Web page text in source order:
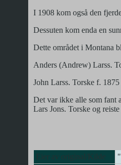
I 1908 kom også den
Dessuten kom enda en
Dette området i Montana
Anders (Andrew) Larss.
John Larss. Torske f.
Det var ikke alle som fant
Lars Jons. Torske og
Eier av original/Kilde